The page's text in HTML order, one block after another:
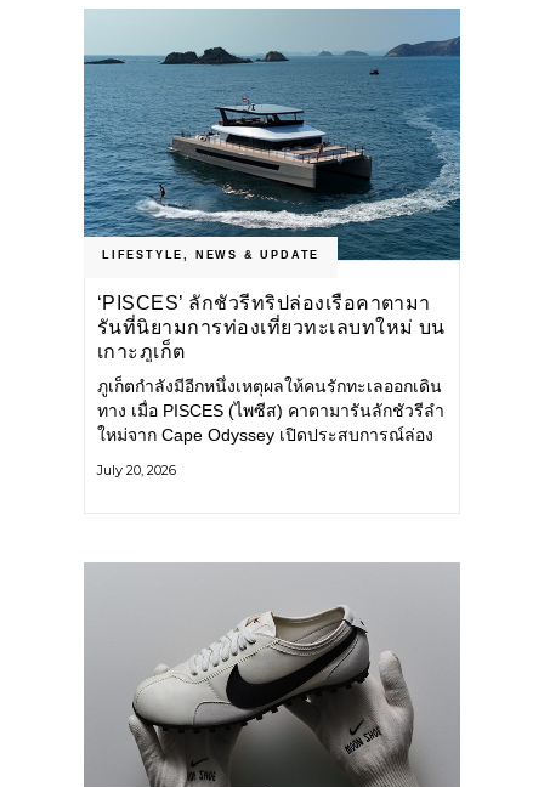
LIFESTYLE NEWS & UPDATE
‘PISCES’ ลักชัวรีทริปล่องเรือคาตามา
รันที่นิยามการท่องเที่ยวทะเลบทใหม่ บน
เกาะภูเก็ต
ภูเก็ตกำลังมีอีกหนึ่งเหตุผลให้คนรักทะเลออกเดิน
ทาง เมื่อ PISCES (ไพซีส) คาตามารันลักชัวรีลำ
ใหม่จาก Cape Odyssey เปิดประสบการณ์ล่อง
ไป ผสานความสะดวกสบายแบบโรงแรมระดับ
July 20, 2026